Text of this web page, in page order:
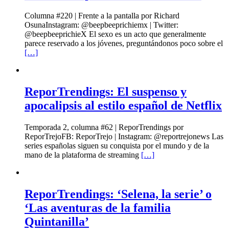
Columna #220 | Frente a la pantalla por Richard
OsunaInstagram: @beepbeeprichiemx | Twitter:
@beepbeeprichieX El sexo es un acto que generalmente
parece reservado a los jóvenes, preguntándonos poco sobre el
[…]
ReporTrendings: El suspenso y
apocalipsis al estilo español de Netflix
Temporada 2, columna #62 | ReporTrendings por
ReporTrejoFB: ReporTrejo | Instagram: @reportrejonews Las
series españolas siguen su conquista por el mundo y de la
mano de la plataforma de streaming […]
ReporTrendings: ‘Selena, la serie’ o
‘Las aventuras de la familia
Quintanilla’